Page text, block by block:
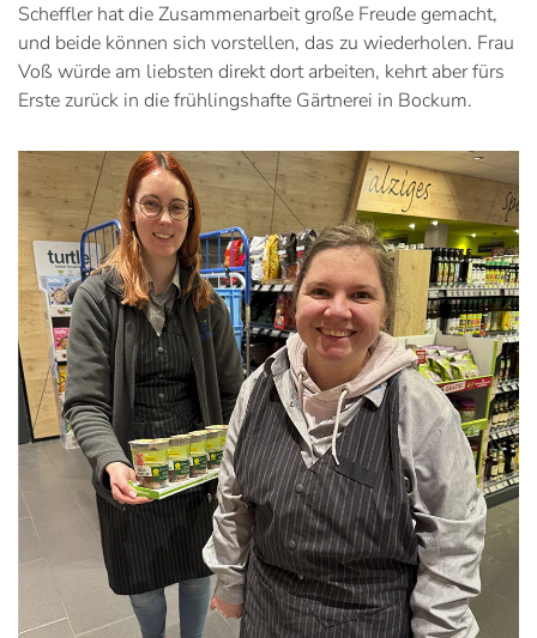
Scheffler hat die Zusammenarbeit große Freude gemacht,
und beide können sich vorstellen, das zu wiederholen. Frau
Voß würde am liebsten direkt dort arbeiten, kehrt aber fürs
Erste zurück in die frühlingshafte Gärtnerei in Bockum.